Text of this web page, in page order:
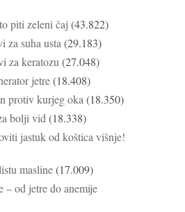
piti zeleni čaj (43.822)
za suha usta (29.183)
za keratozu (27.048)
jetre(18.408)
protiv kurjeg oka (18.350)
bolji vid (18.338)
jastuk od koštica višnje!
masline(17.009)
– od jetre do anemije